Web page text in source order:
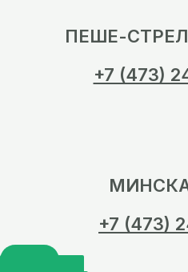
ПЕШЕ-
+7 (473)
+7 (473)